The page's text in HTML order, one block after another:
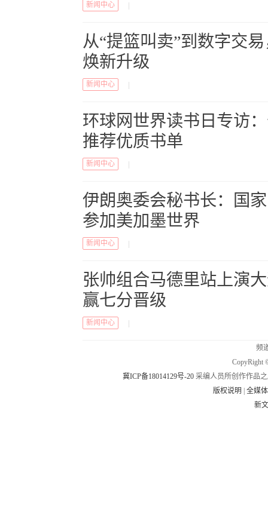
新闻中心
从“提篮叫卖”到数字交
焕新升级
新闻中心
环球网世界读书日专访
推荐优质书单
新闻中心
伊朗奥委会秘书长：国
参加美加墨世界
新闻中心
张帅组合马德里站上演
赢七分晋级
新闻中心
频
CopyRight
冀ICP备18014129号-20 采编人员所创作作品
版权说明
|全媒
新